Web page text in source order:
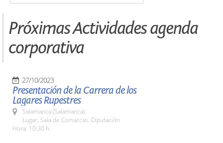
Próximas Actividades agenda
corporativa
27/10/2023
Presentación de la Carrera de los
Lagares Rupestres
Salamanca (Salamanca)
Lugar: Sala de Comarcas. Diputación
Hora: 10:30 h.